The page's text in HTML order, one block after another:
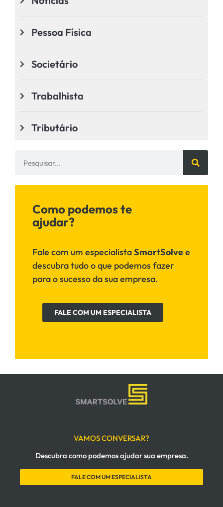
Pessoa Física
Societário
Trabalhista
Tributário
Como podemos te
ajudar?
Fale com um especialistaSmartSolvee
descubra tudo o que podemos fazer
para o sucesso da sua empresa.
FALE COM UM ESPECIALISTA
VAMOS CONVERSAR?
Descubra como podemos ajudar sua empresa.
FALE COM UM ESPECIALISTA